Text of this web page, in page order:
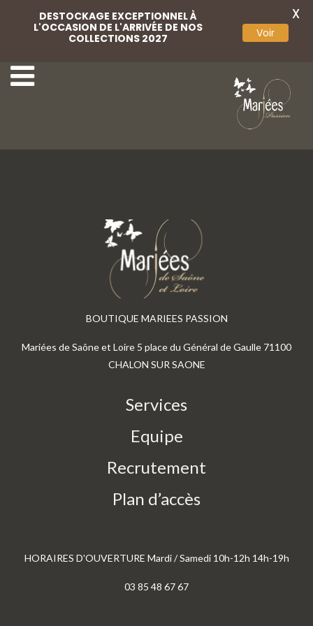
BOUTIQUE MARIEES PASSION
Mariées de Saône et Loire 5 place du Général de Gaulle 71100
CHALON SUR SAONE
Services
Equipe
Recrutement
Plan d’accès
HORAIRES D'OUVERTURE Mardi / Samedi 10h-12h 14h-19h
03 85 48 67 67
DESTOCKAGE EXCEPTIONNEL À
L'OCCASION DE L'ARRIVÉE DE NOS
COLLECTIONS 2027
Voir
X